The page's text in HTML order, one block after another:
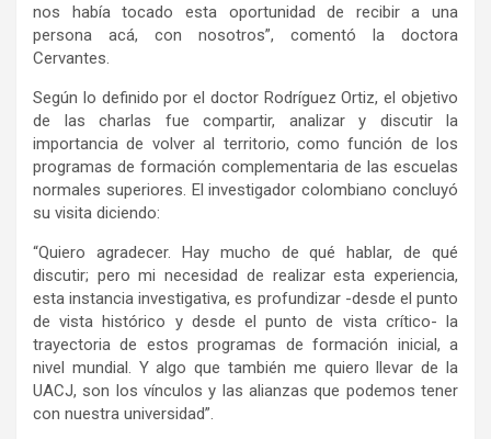
nos había tocado esta oportunidad de recibir a una
persona acá, con nosotros”, comentó la doctora
Cervantes.
Según lo definido por el doctor Rodríguez Ortiz, el objetivo
de las charlas fue compartir, analizar y discutir la
importancia de volver al territorio, como función de los
programas de formación complementaria de las escuelas
normales superiores. El investigador colombiano concluyó
su visita diciendo:
“Quiero agradecer. Hay mucho de qué hablar, de qué
discutir; pero mi necesidad de realizar esta experiencia,
esta instancia investigativa, es profundizar -desde el punto
de vista histórico y desde el punto de vista crítico- la
trayectoria de estos programas de formación inicial, a
nivel mundial. Y algo que también me quiero llevar de la
UACJ, son los vínculos y las alianzas que podemos tener
con nuestra universidad”.